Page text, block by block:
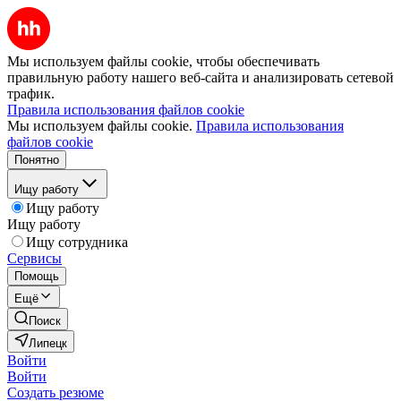
Мы используем файлы cookie, чтобы обеспечивать
правильную работу нашего веб-сайта и анализировать сетевой
трафик.
Правила использования файлов cookie
Мы используем файлы cookie. Правила использования
файлов cookie
Понятно
Ищу работу
Ищу работу
Ищу работу
Ищу сотрудника
Сервисы
Помощь
Ещё
Поиск
Липецк
Войти
Войти
Создать резюме